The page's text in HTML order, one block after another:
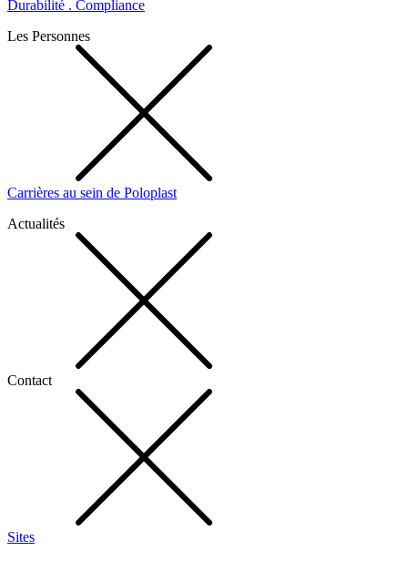
Durabilité . Compliance
Les Personnes
Carrières au sein de Poloplast
Actualités
Contact
Sites